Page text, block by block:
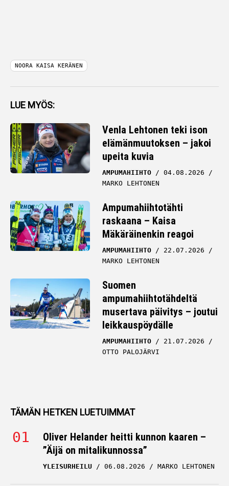
NOORA KAISA KERÄNEN
LUE MYÖS:
Venla Lehtonen teki ison
elämänmuutoksen – jakoi
upeita kuvia
AMPUMAHIIHTO
04.08.2026
MARKO LEHTONEN
Ampumahiihtotähti
raskaana – Kaisa
Mäkäräinenkin reagoi
AMPUMAHIIHTO
22.07.2026
MARKO LEHTONEN
Suomen
ampumahiihtotähdeltä
musertava päivitys – joutui
leikkauspöydälle
AMPUMAHIIHTO
21.07.2026
OTTO PALOJÄRVI
TÄMÄN HETKEN LUETUIMMAT
Oliver Helander heitti kunnon kaaren –
”Äijä on mitalikunnossa”
YLEISURHEILU 06.08.2026 MARKO LEHTONEN